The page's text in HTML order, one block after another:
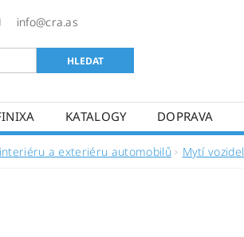
info@cra.as
KATALOGY DOPRAVA
a exteriéru automobilů Mytí vozidel